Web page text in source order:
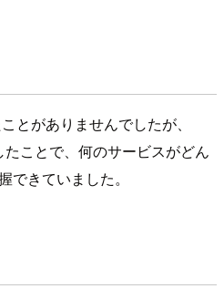
とがありませんでしたが、
ことで、何のサービスがどん
できていました。